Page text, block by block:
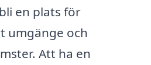
en plats för
umgänge och
Att ha en